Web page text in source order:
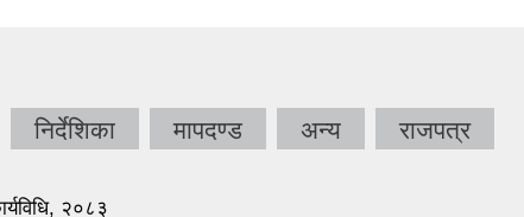
निर्देशिका मापदण्ड अन्य राजपत्र
२०८३